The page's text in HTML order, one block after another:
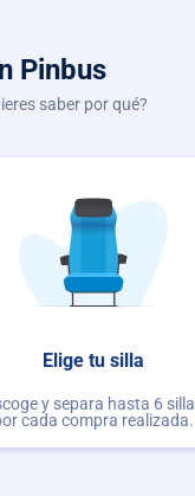
Pinbus
saber por qué?
Elige tu silla
y separa hasta 6
cada compra realizada.